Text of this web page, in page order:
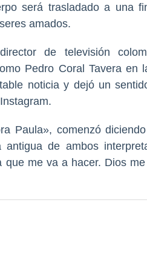
será trasladado a una
amados.
de televisión
Pedro Coral Tavera en
noticia y dejó un
Paula», comenzó
de ambos
que me va a hacer. Dios